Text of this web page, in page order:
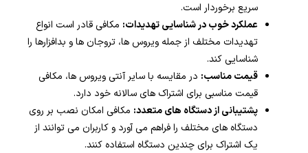
سریع برخوردار است.
عملکرد خوب در شناسایی تهدیدات: مکافی قادر است انواع
تهدیدات مختلف از جمله ویروس ها، تروجان ها و بدافزارها را
شناسایی کند.
قیمت مناسب: در مقایسه با سایر آنتی ویروس ها، مکافی
قیمت مناسبی برای اشتراک های سالانه خود دارد.
پشتیبانی از دستگاه های متعدد: مکافی امکان نصب بر روی
دستگاه های مختلف را فراهم می آورد و کاربران می توانند از
یک اشتراک برای چندین دستگاه استفاده کنند.